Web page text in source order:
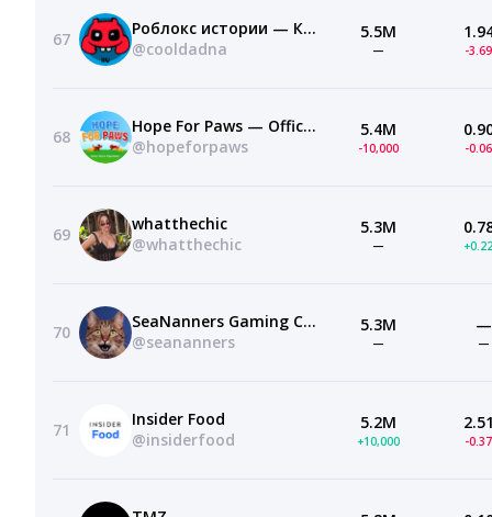
67
Роблокс истории — КРУТОЙ ПАПА
@cooldadna
5.5M
— -
68
Hope For Paws — Official Rescue Channel
@hopeforpaws
5.4M
-10,000 -
69
whatthechic
@whatthechic
5.3M
—
70
SeaNanners Gaming Channel
@seananners
5.3M
—
—
—
71
Insider Food
@insiderfood
5.2M
+10,000 -